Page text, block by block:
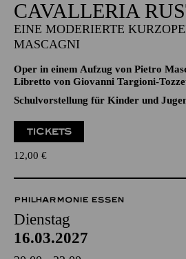
Aalto-Theater
SCHULVORSTELLUNG
CAVALLERIA
EINE MODERIERTE
MASCAGNI
Libretto von Giovanni Targioni-
Schulvorstellung für Kinder und
12,00€
PHILHARMONIE ESSEN